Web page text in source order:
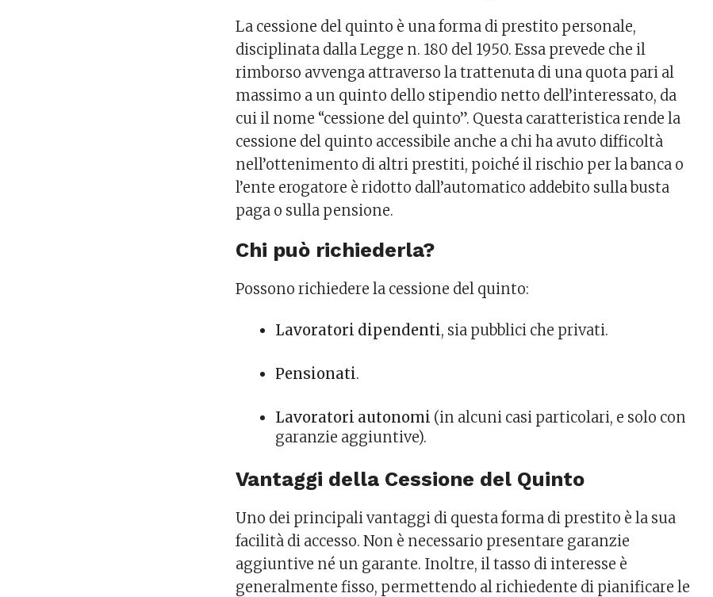
La cessione del quinto è una forma di prestito personale,
disciplinata dalla Legge n. 180 del 1950. Essa prevede che il
rimborso avvenga attraverso la trattenuta di una quota pari al
massimo a un quinto dello stipendio netto dell’interessato, da
cui il nome “cessione del quinto”. Questa caratteristica rende la
cessione del quinto accessibile anche a chi ha avuto difficoltà
nell’ottenimento di altri prestiti, poiché il rischio per la banca o
l’ente erogatore è ridotto dall’automatico addebito sulla busta
paga o sulla pensione.
Chi può richiederla?
Possono richiedere la cessione del quinto:
Lavoratori dipendenti, sia pubblici che privati.
Pensionati.
Lavoratori autonomi (in alcuni casi particolari, e solo con
garanzie aggiuntive).
Vantaggi della Cessione del Quinto
Uno dei principali vantaggi di questa forma di prestito è la sua
facilità di accesso. Non è necessario presentare garanzie
aggiuntive né un garante. Inoltre, il tasso di interesse è
generalmente fisso, permettendo al richiedente di pianificare le